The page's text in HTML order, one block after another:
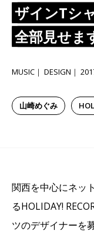
ザインTシ
全部見せま
山崎めぐみ
MUSIC DESIGN
関西を中心にネッ
るHOLIDAY!
ツのデザイナーを